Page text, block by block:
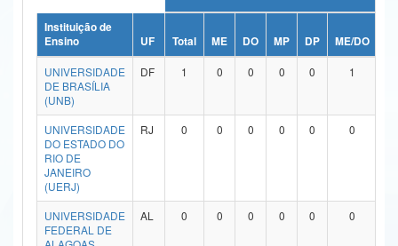
Ministério da Ciência, Tecnologia, Inovações e Comunicações
Ministério do Meio Ambiente
Ministério do Turismo
Ministério do Desenvolvimento Regional
Controladoria-Geral da União
Ministério da Mulher, da Família e dos Direitos Humanos
Secretaria-Geral
Instituição de
Ensino
UF Total ME DO MP DP ME/DO
UNIVERSIDADE
DE BRASÍLIA
(UNB)
DF 1 0 0 0 0 1
UNIVERSIDADE
DO ESTADO DO
RIO DE
JANEIRO
(UERJ)
RJ 0 0 0 0 0 0
UNIVERSIDADE
FEDERAL DE
AL 0 0 0 0 0 0